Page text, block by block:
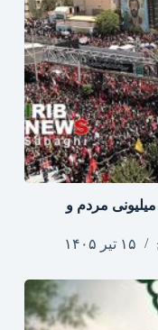
مردم و
۱۵ تیر ۱۴۰۵